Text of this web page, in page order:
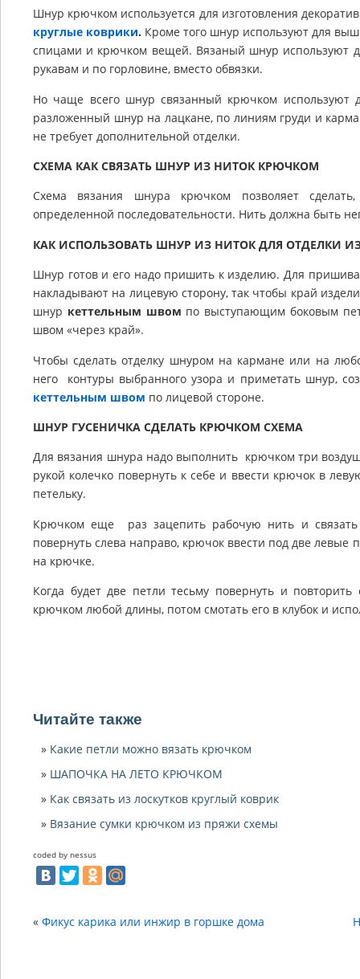
Шнур крючком используется для изготовления
круглые коврики. Кроме того шнур используют для
спицами и крючком вещей. Вязаный шнур используют
рукавам и по горловине, вместо обвязки.
Но чаще всего шнур связанный крючком используют
разложенный шнур на лацкане, по линиям груди и
не требует дополнительной отделки.
СХЕМА КАК СВЯЗАТЬ ШНУР ИЗ НИТОК КРЮЧКОМ
Схема вязания шнура крючком позволяет
определенной последовательности. Нить должна быть
КАК ИСПОЛЬЗОВАТЬ ШНУР ИЗ НИТОК ДЛЯ ОТДЕЛКИ
Шнур готов и его надо пришить к изделию. Для
накладывают на лицевую сторону, так чтобы край
шнур кеттельным швом по выступающим боковым
швом «через край».
Чтобы сделать отделку шнуром на кармане или на
него контуры выбранного узора и приметать шнур,
кеттельным швом по лицевой стороне.
ШНУР ГУСЕНИЧКА СДЕЛАТЬ КРЮЧКОМ СХЕМА
Для вязания шнура надо выполнить крючком три
рукой колечко повернуть к себе и ввести крючок в
петельку.
Крючком еще раз зацепить рабочую нить и
повернуть слева направо, крючок ввести под две левые
на крючке.
Когда будет две петли тесьму повернуть и
крючком любой длины, потом смотать его в клубок и
Читайте также
Какие петли можно вязать крючком
ШАПОЧКА НА ЛЕТО КРЮЧКОМ
Как связать из лоскутков круглый коврик
Вязание сумки крючком из пряжи схемы
coded by nessus
« Фикус карика или инжир в горшке дома